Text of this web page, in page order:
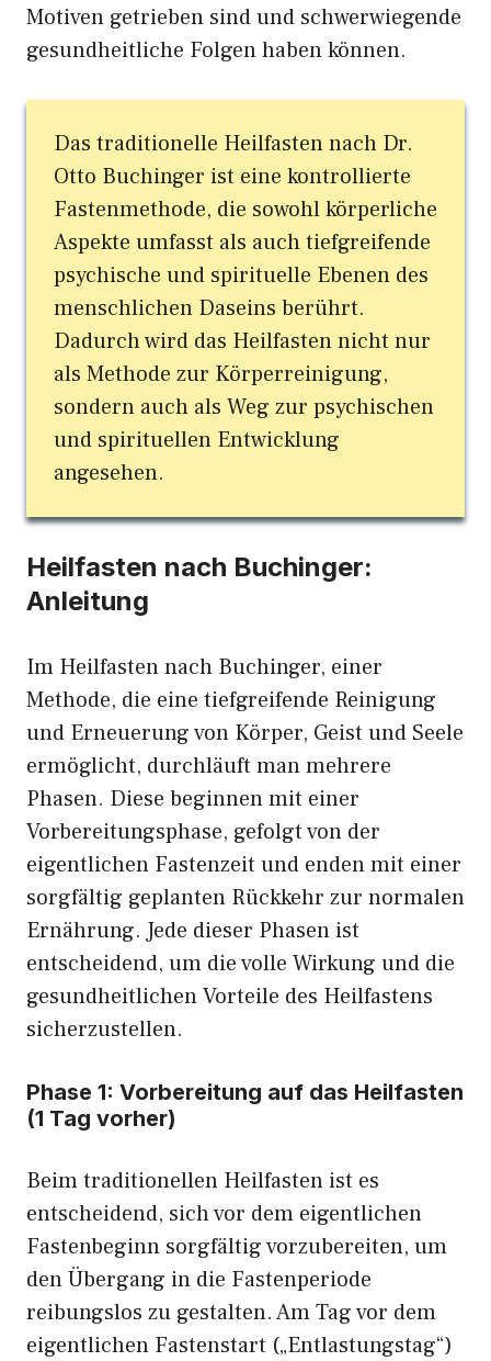
Motiven getrieben sind und schwerwiegende
gesundheitliche Folgen haben können.
Das traditionelle Heilfasten nach Dr.
Otto Buchinger ist eine kontrollierte
Fastenmethode, die sowohl körperliche
Aspekte umfasst als auch tiefgreifende
psychische und spirituelle Ebenen des
menschlichen Daseins berührt.
Dadurch wird das Heilfasten nicht nur
als Methode zur Körperreinigung,
sondern auch als Weg zur psychischen
und spirituellen Entwicklung
angesehen.
Heilfasten nach Buchinger:
Anleitung
Im Heilfasten nach Buchinger, einer
Methode, die eine tiefgreifende Reinigung
und Erneuerung von Körper, Geist und Seele
ermöglicht, durchläuft man mehrere
Phasen. Diese beginnen mit einer
Vorbereitungsphase, gefolgt von der
eigentlichen Fastenzeit und enden mit einer
sorgfältig geplanten Rückkehr zur normalen
Ernährung. Jede dieser Phasen ist
entscheidend, um die volle Wirkung und die
gesundheitlichen Vorteile des Heilfastens
sicherzustellen.
Phase 1: Vorbereitung auf das Heilfasten
(1 Tag vorher)
Beim traditionellen Heilfasten ist es
entscheidend, sich vor dem eigentlichen
Fastenbeginn sorgfältig vorzubereiten, um
den Übergang in die Fastenperiode
reibungslos zu gestalten. Am Tag vor dem
eigentlichen Fastenstart („Entlastungstag“)